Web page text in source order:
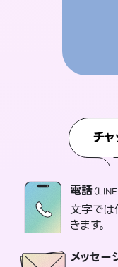
チ
電話（
文字では
きます。
メッセー